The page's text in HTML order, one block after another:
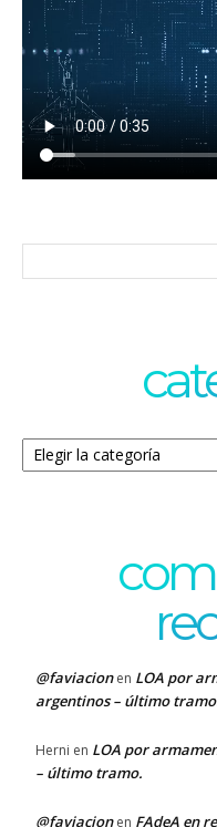
Categorías
@faviacionen LOA por
argentinos – último
Herni en LOA por
– último tramo.
@faviacionen FAdeA en